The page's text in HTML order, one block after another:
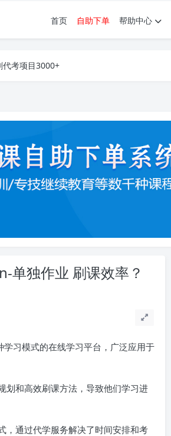
首页 自助下单 帮助中心
代考项目3000+
代考项目3000+
单独作业 刷课效率？
学习模式的在线学习平台，广泛应用于
划和高效刷课方法，导致他们学习进
，通过代学服务解决了时间安排和考